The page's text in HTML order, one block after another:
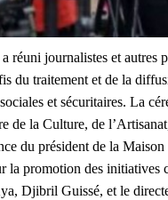
réuni journalistes et autres
du traitement et de la
et sécuritaires. La
de la Culture, de
du président de la
la promotion des
Djibril Guissé, et le